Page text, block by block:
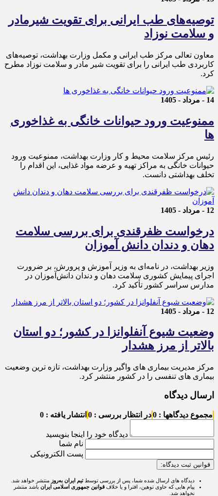
توصیه‌های طب ایرانی برای تقویت شیرمادر
و سلامت نوزاد
معاون تعالی مرکز طب ایرانی و مکمل وزارت بهداشت، توصیه‌های
کاربردی طب ایرانی را برای تقویت شیر مادر و سلامت نوزاد مطرح
کرد.
14 - مرداد - 1405
ممنوعیت ورود حیوانات خانگی به غذاخوری
ها
رئیس مرکز سلامت محیط و کار وزارت بهداشت، ممنوعیت ورود
حیوانات خانگی به مراکز تهیه و عرضه مواد غذایی، این اقدام را
تخلف بهداشتی دانست.
12 - مرداد - 1405
درخواست ظفرقندی برای بررسی سلامت
دهان و دندان دانش آموزان
وزیر بهداشت، در نامه‌ای به وزیر آموزش و پرورش، بر ضرورت
اجرای پیمایش کشوری سلامت دهان و دندان دانش‌آموزان در
مدارس سراسر کشور تأکید کرد.
12 - مرداد - 1405
وضعیت شیوع آنفلوانزا در کشور؛ دو استان
بالاتر از مرز هشدار
مرکز مدیریت بیماری های واگیر وزارت بهداشت، تازه ترین وضعیت
بیماری های تنفسی را در کشور منتشر کرد.
ارسال دیدگاه
مجموع دیدگاهها : 0 در انتظار بررسی : 0 انتشار یافته : 0
دیدگاه خود را اینجا بنویسید
نام شما
پست الکترونیکی
قوانین ثبت دیدگاه:
دیدگاه های ارسال شده شما، پس از بررسی توسطتیم ایران به‌روز منتشر خواهد شد.
پیام هایی که حاوی توهین، افترا و یا خلاف قوانین جمهوری اسلامی ایران باشد منتشر
نخواهد شد.